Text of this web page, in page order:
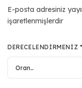
E-posta adresiniz
işaretlenmişlerdir
DERECELENDIRMENIZ *